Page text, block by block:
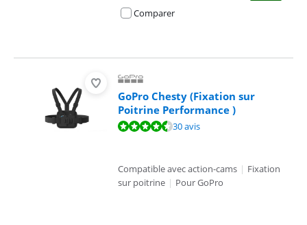
Comparer
GoPro Chesty (Fixation sur
Poitrine Performance )
La note est de 9,3 sur 10, basée sur 30 avis.30 avis
Compatible avec action-cams | Fixation
sur poitrine | Pour GoPro